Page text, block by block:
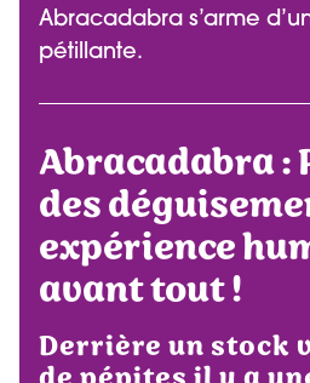
Abracadabra s’arme
pétillante.
Abracadabra :
des
expérience
avant tout !
Derrière un stock